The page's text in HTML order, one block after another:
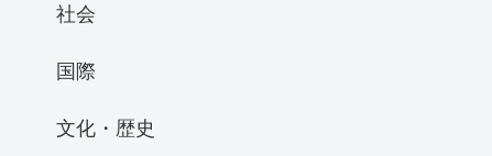
社会
国際
文化・歴史